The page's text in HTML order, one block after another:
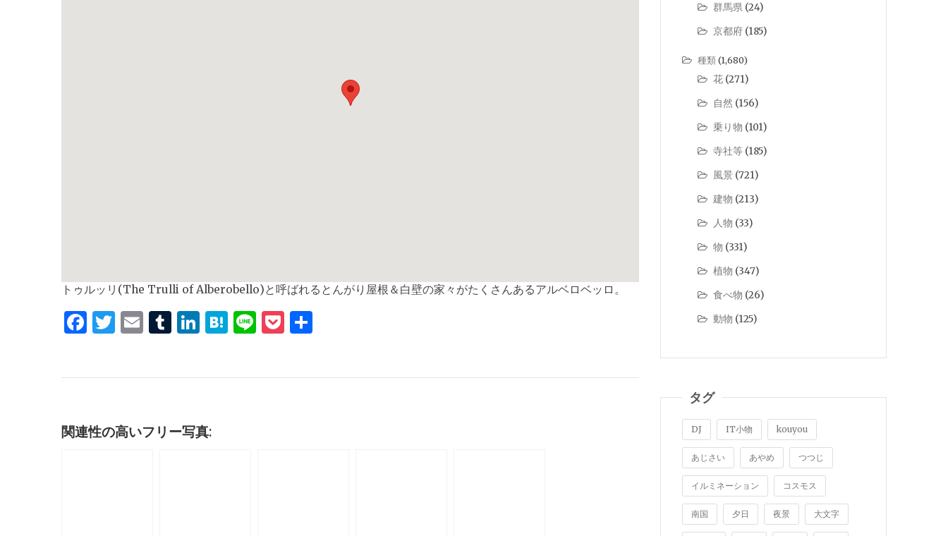
トゥルッリ(The Trulli of Alberobello)と呼ばれるとんがり屋根＆白壁の家々がたくさんあるアルベロベッロ。
F
o
T E T Li
n
H Li P
関連性の高いフリー写真:
群馬県 (24)
京都府 (185)
種類(1,680)
花 (271)
自然 (156)
乗り物 (101)
寺社等 (185)
風景 (721)
建物 (213)
人物 (33)
物 (331)
植物 (347)
食べ物 (26)
動物 (125)
タグ
DJ IT小物 kouyou
あじさい あやめ つつじ
イルミネーション コスモス
南国 夕日 夜景 大文字